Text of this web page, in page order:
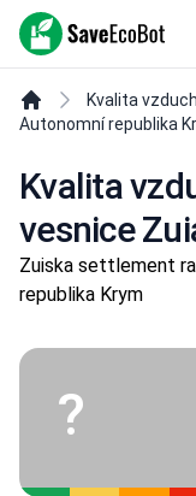
SaveEcoBot
Kvalita
Autonomní republika
Kvalita
vesnice
Zuiska settlement
republika Krym
?
Krym je Ukrajina!